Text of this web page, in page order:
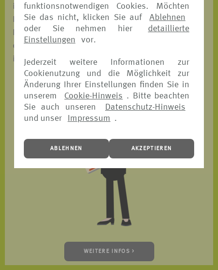
funktionsnotwendigen Cookies. Möchten
Sie das nicht, klicken Sie auf
Ablehnen
oder Sie nehmen hier
detaillierte
Einstellungen
vor.
Jederzeit weitere Informationen zur
Cookienutzung und die Möglichkeit zur
Änderung Ihrer Einstellungen finden Sie in
unserem
Cookie-Hinweis . Bitte beachten
Sie auch unseren
Datenschutz-Hinweis
und unser
Impressum .
ABLEHNEN AKZEPTIEREN
in den Urlaub fahren möchten. Wir ermöglichen
Ihnen einen automatischen Preis-und
Leistungsvergleich, bei dem Sie auf einen Blick
erkennen, welches Angebot das Passende für Sie
ist.
WEITERE INFOS >